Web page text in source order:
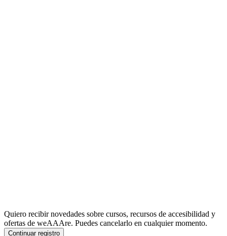
Quiero recibir novedades sobre cursos, recursos de accesibilidad y
ofertas de weAAAre. Puedes cancelarlo en cualquier momento.
Continuar registro